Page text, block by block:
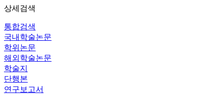
상세검색
통합검색
국내학술논문
학위논문
해외학술논문
학술지
단행본
연구보고서